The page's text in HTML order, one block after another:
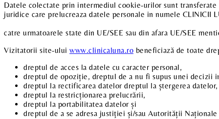
Datele colectate prin intermediul cookie-urilor sunt
juridice care prelucreaza datele personale in numele CLINICII
catre urmatoarele state din UE/SEE sau din afara UE/SEE
Vizitatorii site-ului www.clinicaluna.ro beneficiază de toate
dreptul de acces la datele cu caracter personal,
dreptul de opoziție, dreptul de a nu fi supus unei decizii
dreptul la rectificarea datelor dreptul la ștergerea datelor,
dreptul la restricționarea prelucrării,
dreptul la portabilitatea datelor și
dreptul de a se adresa justiţiei și/sau Autorității